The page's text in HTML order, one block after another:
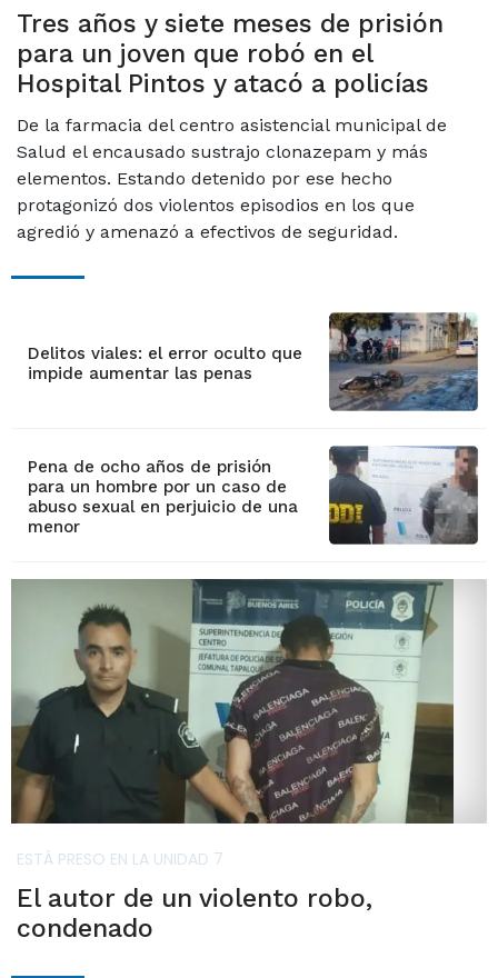
Tres años y siete meses de prisión
para un joven que robó en el
Hospital Pintos y atacó a policías
De la farmacia del centro asistencial municipal de
Salud el encausado sustrajo clonazepam y más
elementos. Estando detenido por ese hecho
protagonizó dos violentos episodios en los que
agredió y amenazó a efectivos de seguridad.
Delitos viales: el error oculto que
impide aumentar las penas
Pena de ocho años de prisión
para un hombre por un caso de
abuso sexual en perjuicio de una
menor
ESTÁ PRESO EN LA UNIDAD 7
El autor de un violento robo,
condenado